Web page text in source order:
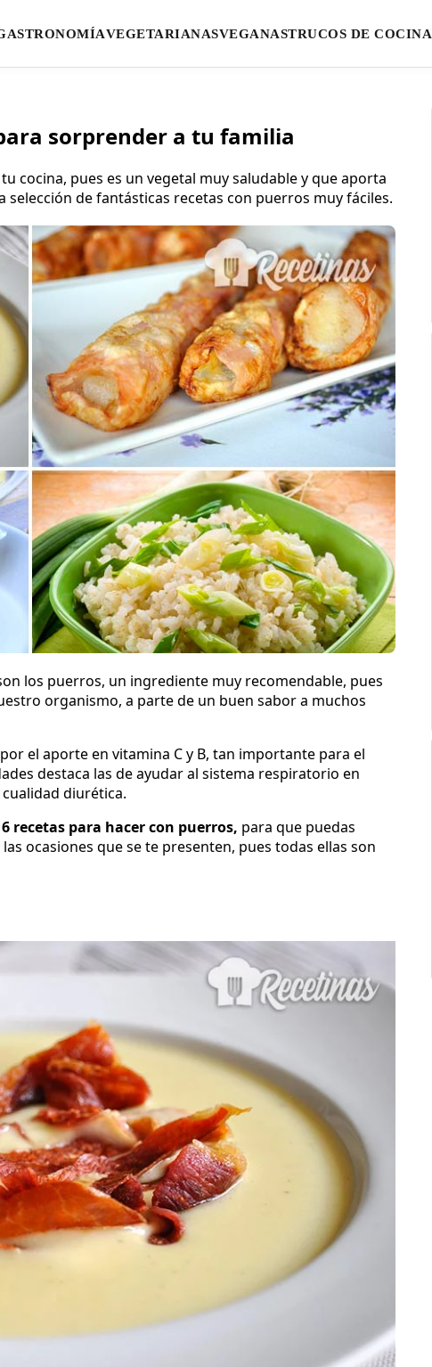
VEGETARIANASVEGANASTRUCOS DE COCINA
sorprender a tu familia
cocina, pues es un vegetal muy saludable y que aporta
de fantásticas recetas con puerros muy fáciles.
los puerros, un ingrediente muy recomendable, pues
organismo, a parte de un buen sabor a muchos
el aporte en vitamina C y B, tan importante para el
destaca las de ayudar al sistema respiratorio en
diurética.
recetas para hacer con puerros, para que puedas
ocasiones que se te presenten, pues todas ellas son